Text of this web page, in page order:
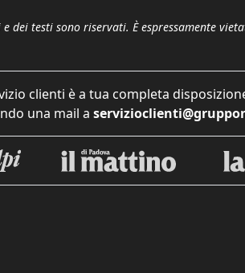
dei testi sono riservati. È espressamente
clienti è a tua completa
una mail a